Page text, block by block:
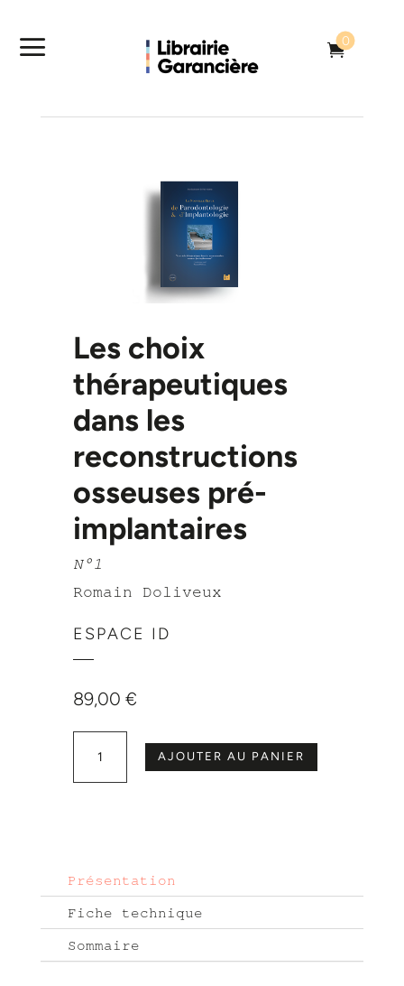
a 
0
Les choix
thérapeutiques
dans les
reconstructions
osseuses pré-
implantaires
N°1
Romain Doliveux
ESPACE ID
89,00 €
quantité de Les choix thérapeutiques dans les reconstructions osseuses pré-implantaires
AJOUTER AU PANIER
Présentation
Fiche technique
Sommaire